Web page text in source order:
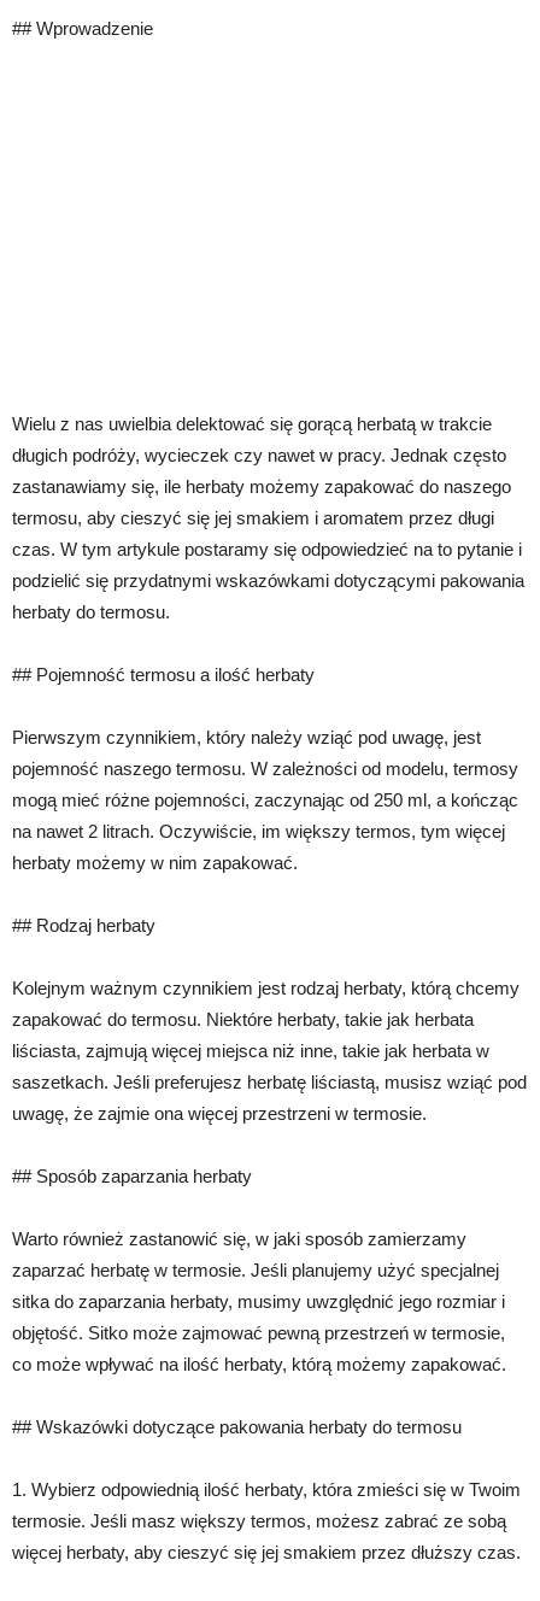
## Wprowadzenie
Wielu z nas uwielbia delektować się gorącą herbatą w trakcie
długich podróży, wycieczek czy nawet w pracy. Jednak często
zastanawiamy się, ile herbaty możemy zapakować do naszego
termosu, aby cieszyć się jej smakiem i aromatem przez długi
czas. W tym artykule postaramy się odpowiedzieć na to pytanie i
podzielić się przydatnymi wskazówkami dotyczącymi pakowania
herbaty do termosu.
## Pojemność termosu a ilość herbaty
Pierwszym czynnikiem, który należy wziąć pod uwagę, jest
pojemność naszego termosu. W zależności od modelu, termosy
mogą mieć różne pojemności, zaczynając od 250 ml, a kończąc
na nawet 2 litrach. Oczywiście, im większy termos, tym więcej
herbaty możemy w nim zapakować.
## Rodzaj herbaty
Kolejnym ważnym czynnikiem jest rodzaj herbaty, którą chcemy
zapakować do termosu. Niektóre herbaty, takie jak herbata
liściasta, zajmują więcej miejsca niż inne, takie jak herbata w
saszetkach. Jeśli preferujesz herbatę liściastą, musisz wziąć pod
uwagę, że zajmie ona więcej przestrzeni w termosie.
## Sposób zaparzania herbaty
Warto również zastanowić się, w jaki sposób zamierzamy
zaparzać herbatę w termosie. Jeśli planujemy użyć specjalnej
sitka do zaparzania herbaty, musimy uwzględnić jego rozmiar i
objętość. Sitko może zajmować pewną przestrzeń w termosie,
co może wpływać na ilość herbaty, którą możemy zapakować.
## Wskazówki dotyczące pakowania herbaty do termosu
1. Wybierz odpowiednią ilość herbaty, która zmieści się w Twoim
termosie. Jeśli masz większy termos, możesz zabrać ze sobą
więcej herbaty, aby cieszyć się jej smakiem przez dłuższy czas.